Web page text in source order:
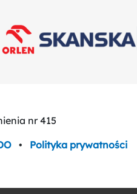
nr 415
• Polityka prywatności